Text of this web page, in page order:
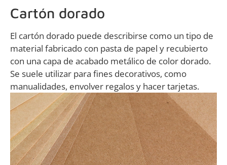
Cartón dorado
El cartón dorado puede describirse como un tipo de
material fabricado con pasta de papel y recubierto
con una capa de acabado metálico de color dorado.
Se suele utilizar para fines decorativos, como
manualidades, envolver regalos y hacer tarjetas.